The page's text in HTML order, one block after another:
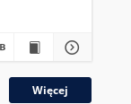
Więcej